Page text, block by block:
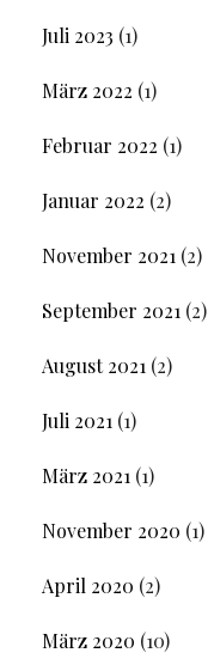
Juli 2023 (1)
März 2022 (1)
Februar 2022 (1)
Januar 2022 (2)
November 2021 (2)
September 2021 (2)
August 2021 (2)
Juli 2021 (1)
März 2021 (1)
November 2020 (1)
April 2020 (2)
März 2020 (10)